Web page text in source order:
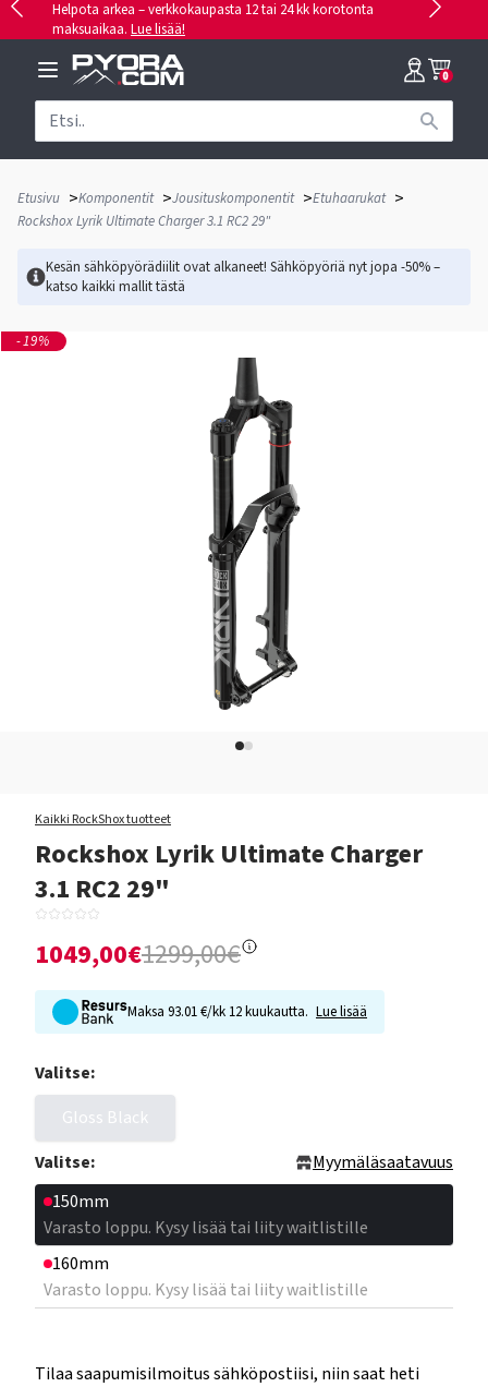
Helpota arkea – verkkokaupasta 12 tai 24 kk korotonta
maksuaikaa. Lue lisää!
0
Etusivu >Komponentit >Jousituskomponentit >Etuhaarukat >
Rockshox Lyrik Ultimate Charger 3.1 RC2 29"
Kesän sähköpyörädiilit ovat alkaneet! Sähköpyöriä nyt jopa -50% –
katso kaikki mallittästä
-19%
Kaikki RockShox tuotteet
Rockshox Lyrik Ultimate Charger
3.1 RC2 29"
1049,00€1299,00€
Maksa 93.01 €/kk 12 kuukautta. Lue lisää
Valitse:
Gloss Black
Valitse:
Myymäläsaatavuus
150mm
Varasto loppu. Kysy lisää tai liity waitlistille
160mm
Varasto loppu. Kysy lisää tai liity waitlistille
Tilaa saapumisilmoitus sähköpostiisi, niin saat heti